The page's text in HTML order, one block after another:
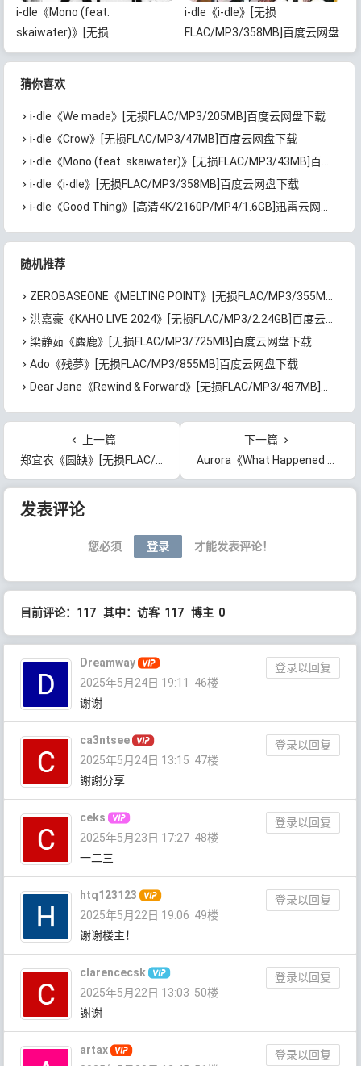
i-dle《Mono (feat.
skaiwater)》[无损
FLAC/MP3/43MB]百度云网盘下
i-dle《i-dle》[无损
FLAC/MP3/358MB]百度云网盘
下载
猜你喜欢
i-dle《We made》[无损FLAC/MP3/205MB]百度云网盘下载
i-dle《Crow》[无损FLAC/MP3/47MB]百度云网盘下载
i-dle《Mono (feat. skaiwater)》[无损FLAC/MP3/43MB]百度云网盘下载
i-dle《i-dle》[无损FLAC/MP3/358MB]百度云网盘下载
i-dle《Good Thing》[高清4K/2160P/MP4/1.6GB]迅雷云网盘下载
随机推荐
ZEROBASEONE《MELTING POINT》[无损FLAC/MP3/355MB]百度云网盘下载
洪嘉豪《KAHO LIVE 2024》[无损FLAC/MP3/2.24GB]百度云网盘下载
梁静茹《麋鹿》[无损FLAC/MP3/725MB]百度云网盘下载
Ado《残夢》[无损FLAC/MP3/855MB]百度云网盘下载
Dear Jane《Rewind & Forward》[无损FLAC/MP3/487MB]百度云网盘下载
上一篇
郑宜农《圆缺》[无损FLAC/MP3/644MB]百度云网盘下载
下一篇
Aurora《What Happened To The Heart (Deluxe)》[无损FLAC/MP3/1.05GB]百度云网盘下载
文章导航
发表评论
您必须 登录 才能发表评论！
目前评论：117 其中：访客 117 博主 0
Dreamway
登录以回复
2025年5月24日 19:11
46楼
谢谢
ca3ntsee
登录以回复
2025年5月24日 13:15 47楼
謝謝分享
ceks
登录以回复
2025年5月23日 17:27 48楼
一二三
htq123123
登录以回复
2025年5月22日 19:06 49楼
谢谢楼主！
clarencecsk
登录以回复
2025年5月22日 13:03 50楼
謝谢
artax
登录以回复